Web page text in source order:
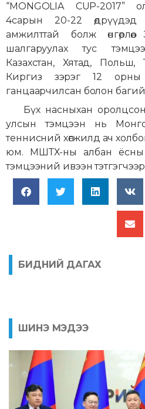
“MONGOLIA CUP-2017”
4сарын 20-22 өдрүүдэд
амжилттай болж
шалгаруулах тус
Казахстан, Хятад,
Киргиз зэрэг 12
ганцаарчилсан болон багийн
Бүх насныхан оролцсон
улсын тэмцээн нь
теннисний хөгжилд ач
юм. МШТХ-ны албан ёсны
тэмцээний ивээн
БИДНИЙ ДАГАХ
ШИНЭ МЭДЭЭ